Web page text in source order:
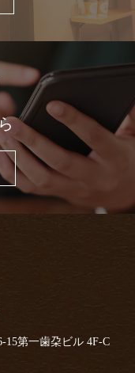
15第一歯朶ビル 4F-C